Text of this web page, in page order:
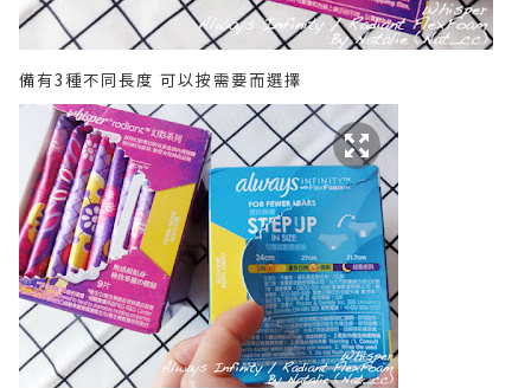
備有3種不同長度 可以按需要而選擇